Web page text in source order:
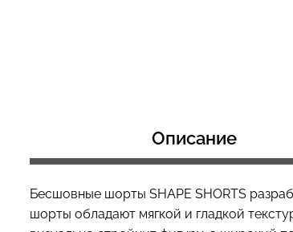
Описание
Бесшовные шорты SHAPE SHORTS
шорты обладают мягкой и гладкой